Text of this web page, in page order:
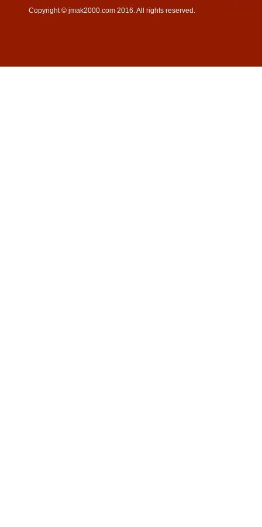
Copyright © jmak2000.com 2016. All rights reserved.